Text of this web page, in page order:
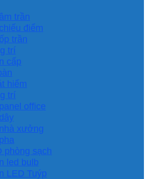
trần
điểm
trần
trí
cấp
hiểm
trí
office
xưởng
phòng sạch
led bulb
LED Tuýp